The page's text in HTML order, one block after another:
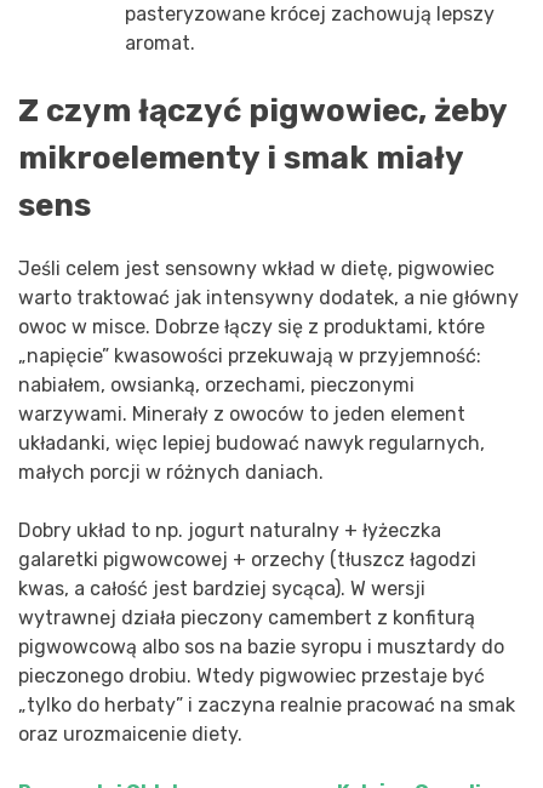
pasteryzowane krócej zachowują lepszy
aromat.
Z czym łączyć pigwowiec, żeby
mikroelementy i smak miały
sens
Jeśli celem jest sensowny wkład w dietę, pigwowiec
warto traktować jak intensywny dodatek, a nie główny
owoc w misce. Dobrze łączy się z produktami, które
„napięcie” kwasowości przekuwają w przyjemność:
nabiałem, owsianką, orzechami, pieczonymi
warzywami. Minerały z owoców to jeden element
układanki, więc lepiej budować nawyk regularnych,
małych porcji w różnych daniach.
Dobry układ to np. jogurt naturalny + łyżeczka
galaretki pigwowcowej + orzechy (tłuszcz łagodzi
kwas, a całość jest bardziej sycąca). W wersji
wytrawnej działa pieczony camembert z konfiturą
pigwowcową albo sos na bazie syropu i musztardy do
pieczonego drobiu. Wtedy pigwowiec przestaje być
„tylko do herbaty” i zaczyna realnie pracować na smak
oraz urozmaicenie diety.